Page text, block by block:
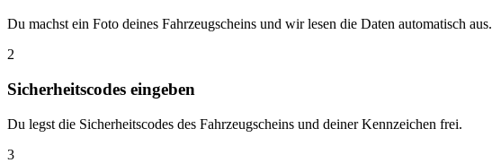
Du machst ein Foto deines Fahrzeugscheins und wir lesen die Daten automatisch aus.
2
Sicherheitscodes eingeben
Du legst die Sicherheitscodes des Fahrzeugscheins und deiner Kennzeichen frei.
3